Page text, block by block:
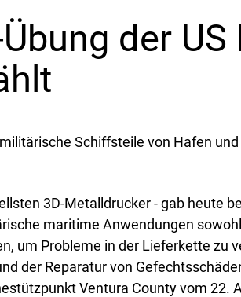
Ressourcen
Forschung
Büros
FAQs
der
Schiffsteile von Hafen
3D-Metalldrucker - gab heute
maritime Anwendungen
um Probleme in der Lieferkette zu
der Reparatur von
Ventura County vom 22.